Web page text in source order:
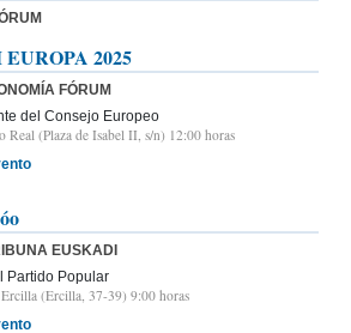
2025
FÓRUM
del Consejo Europeo
Real (Plaza de Isabel II, s/n) 12:00 horas
EUSKADI
Partido Popular
(Ercilla, 37-39) 9:00 horas